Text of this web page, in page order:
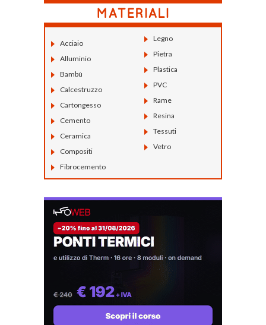
Acciaio
Alluminio
Bambù
Calcestruzzo
Cartongesso
Cemento
Ceramica
Compositi
Fibrocemento
Legno
Pietra
Plastica
PVC
Rame
Resina
Tessuti
Vetro